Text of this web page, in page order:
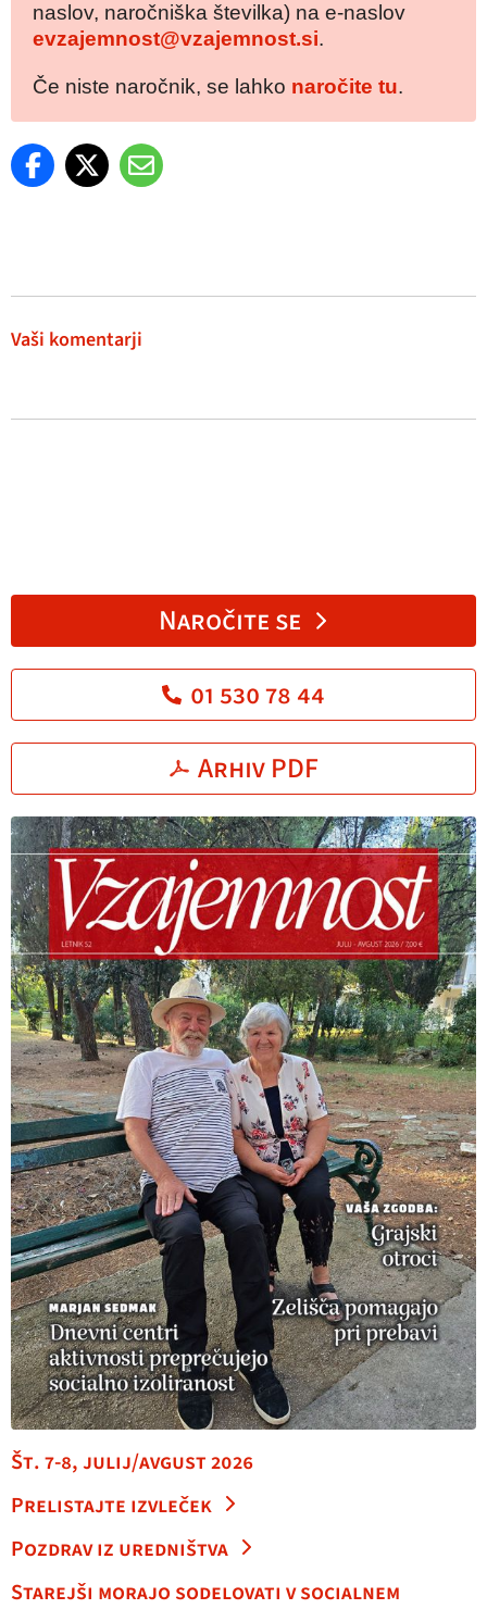
naslov, naročniška številka) na e-naslov
evzajemnost@vzajemnost.si.
Če niste naročnik, se lahko naročite tu.
Vaši komentarji
Naročite se
01 530 78 44
Arhiv PDF
Št. 7-8, julij/avgust 2026
Prelistajte izvleček
Pozdrav iz uredništva
Starejši morajo sodelovati v socialnem